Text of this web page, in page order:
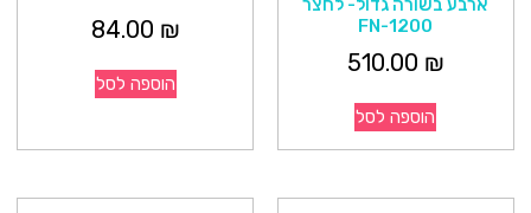
ארבע בשורה גדול- לחצר
FN-1200
510.00 ₪
הוספה לסל
84.00 ₪
הוספה לסל